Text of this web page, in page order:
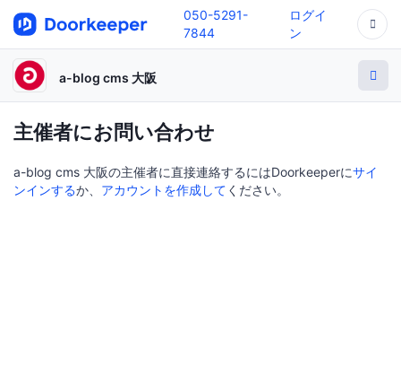
050-5291-
7844
ログイ
ン
a-blog cms 大阪
主催者にお問い合わせ
a-blog cms 大阪の主催者に直接連絡するにはDoorkeeperにサイ
ンインするか、 アカウントを作成して ください。